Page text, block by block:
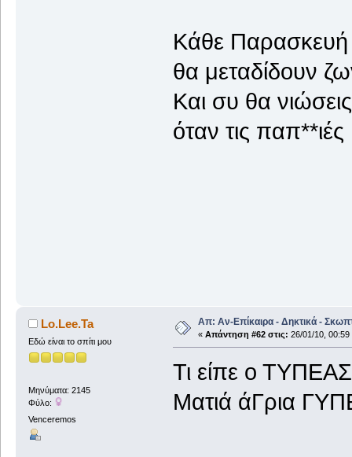
Κάθε Παρασκευή
θα μεταδίδουν
Και συ θα
όταν τις
Lo.Lee.Ta
Εδώ είναι το σπίτι μου
Μηνύματα: 2145
Φύλο:
Venceremos
Απ: Αν-Επίκαιρα - Δηκτικά -
« Απάντηση #62 στις: 26/01/10, 00:59
Τι είπε ο
Ματιά άΓρια